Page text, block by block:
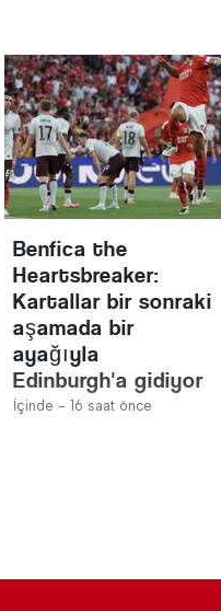
Benfica the
Heartsbreaker:
Kartallar bir sonraki
aşamada bir
ayağıyla
Edinburgh'a gidiyor
İçinde - 16 saat önce